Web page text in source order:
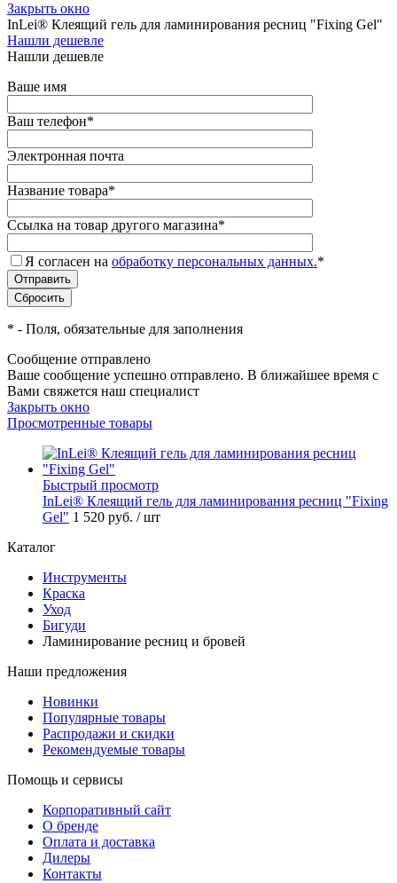
Закрыть окно
InLei® Клеящий гель для ламинирования ресниц "Fixing Gel"
Нашли дешевле
Нашли дешевле
Ваше имя
Ваш телефон*
Электронная почта
Название товара*
Ссылка на товар другого магазина*
Я согласен на обработку персональных данных.*
* - Поля, обязательные для заполнения
Сообщение отправлено
Ваше сообщение успешно отправлено. В ближайшее время с
Вами свяжется наш специалист
Закрыть окно
Просмотренные товары
Быстрый просмотр
InLei® Клеящий гель для ламинирования ресниц "Fixing
Gel" 1 520 руб. / шт
Каталог
Инструменты
Краска
Уход
Бигуди
Ламинирование ресниц и бровей
Наши предложения
Новинки
Популярные товары
Распродажи и скидки
Рекомендуемые товары
Помощь и сервисы
Корпоративный сайт
О бренде
Оплата и доставка
Дилеры
Контакты